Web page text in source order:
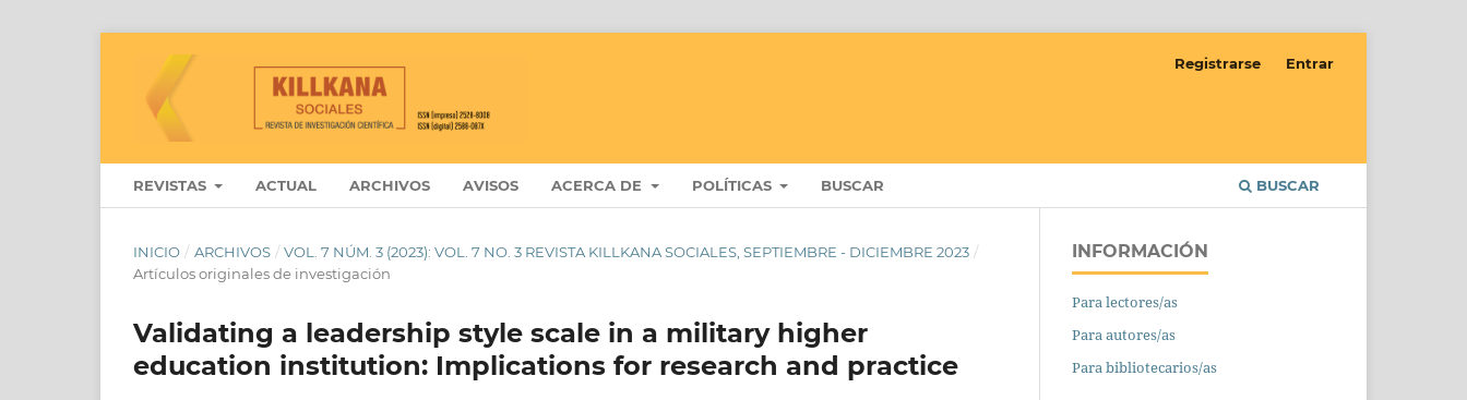
REVISTAS ACTUAL ARCHIVOS AVISOS ACERCA DE POLÍTICAS BUSCAR BUSCAR
Registrarse Entrar
INICIO / ARCHIVOS / VOL. 7 NÚM. 3 (2023): VOL. 7 NO. 3 REVISTA KILLKANA SOCIALES, SEPTIEMBRE - DICIEMBRE 2023 /
Artículos originales de investigación
Validating a leadership style scale in a military higher
education institution: Implications for research and practice
INFORMACIÓN
Para lectores/as
Para autores/as
Para bibliotecarios/as